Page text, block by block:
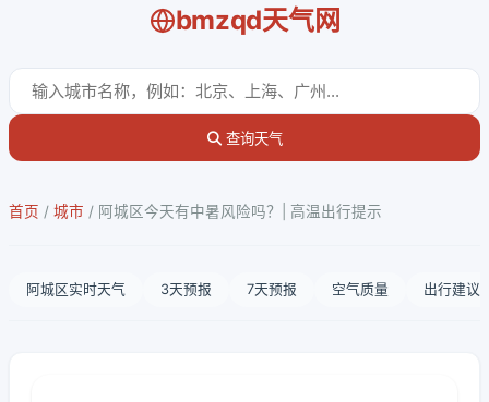
bmzqd天气网
查询天气
首页 / 城市 / 阿城区今天有中暑风险吗？| 高温出行提示
阿城区实时天气 3天预报 7天预报 空气质量 出行建议